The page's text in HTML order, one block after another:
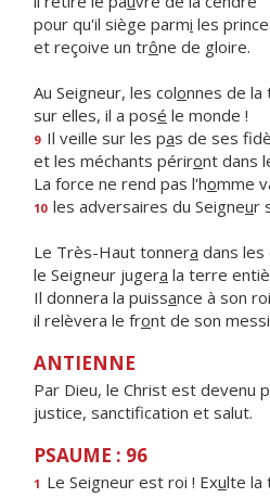
pour qu'il siège parmi les
et reçoive un trône de gloire.
Au Seigneur, les colonnes de la
sur elles, il a posé le monde !
9 Il veille sur les pas de ses
et les méchants périront dans
La force ne rend pas l'homme
10 les adversaires du Seigneur
Le Très-Haut tonnera dans les
le Seigneur jugera la terre
Il donnera la puissance à son
il relèvera le front de son
ANTIENNE
Par Dieu, le Christ est devenu
justice, sanctification et salut.
PSAUME : 96
1 Le Seigneur est roi ! Exulte la